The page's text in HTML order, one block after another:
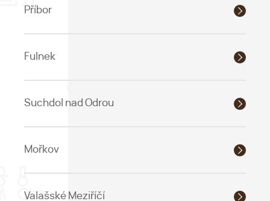
Příbor
Fulnek
Suchdol nad Odrou
Mořkov
Valašské Meziříčí